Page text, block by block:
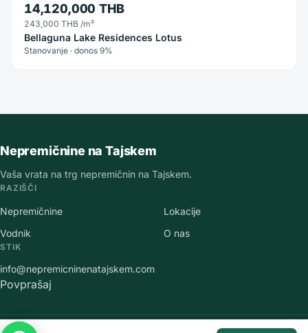
14,120,000 THB
243,000 THB /m²
Bellaguna Lake Residences Lotus
Stanovanje · donos 9%
Nepremičnine na Tajskem
Vaša vrata na trg nepremičnin na Tajskem.
RAZIŠČI
Nepremičnine
Lokacije
Vodnik
O nas
STIK
info@nepremicninenatajskem.com
Povprašaj